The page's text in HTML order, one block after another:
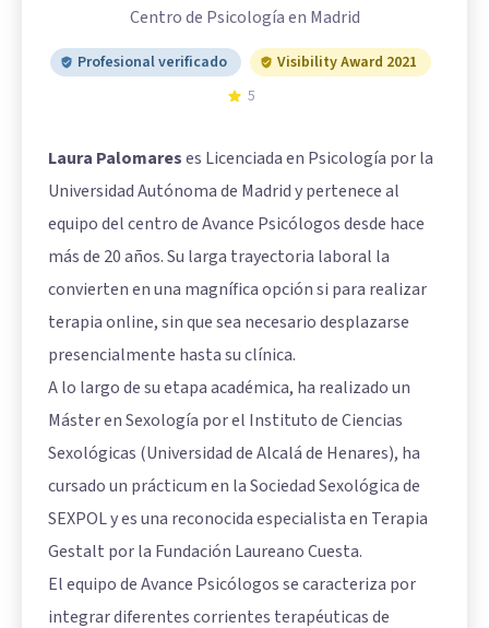
Centro de Psicología en Madrid
Profesional verificado
Visibility Award 2021
5
Laura Palomareses Licenciada en Psicología por la
Universidad Autónoma de Madrid y pertenece al
equipo del centro de Avance Psicólogos desde hace
más de 20 años. Su larga trayectoria laboral la
convierten en una magnífica opción si para realizar
terapia online, sin que sea necesario desplazarse
presencialmente hasta su clínica.
A lo largo de su etapa académica, ha realizado un
Máster en Sexología por el Instituto de Ciencias
Sexológicas (Universidad de Alcalá de Henares), ha
cursado un prácticum en la Sociedad Sexológica de
SEXPOL y es una reconocida especialista en Terapia
Gestalt por la Fundación Laureano Cuesta.
El equipo de Avance Psicólogos se caracteriza por
integrar diferentes corrientes terapéuticas de